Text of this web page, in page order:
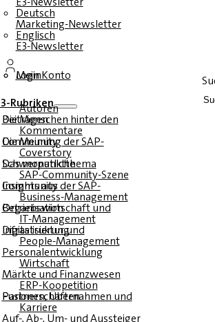
Deutsch
Marketing-Newsletter
Englisch
E3-Newsletter
Login
Mein Konto
Rubriken
Autoren
Die Menschen hinter den Beiträgen
Kommentare
Die Meinung der SAP-Community
Coverstory
Das monatliche Schwerpunktthema
SAP-Community-Szene
Insights aus der SAP-Community
Business-Management
Betriebswirtschaft und Organisation
IT-Management
Infrastruktur und Digitalisierung
People-Management
Personalentwicklung
Wirtschaft
Märkte und Finanzwesen
ERP-Koopetition
Fusionen, Übernahmen und Partnerschaften
Karriere
Auf-, Ab-, Um- und Aussteiger